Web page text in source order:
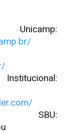
SBU: